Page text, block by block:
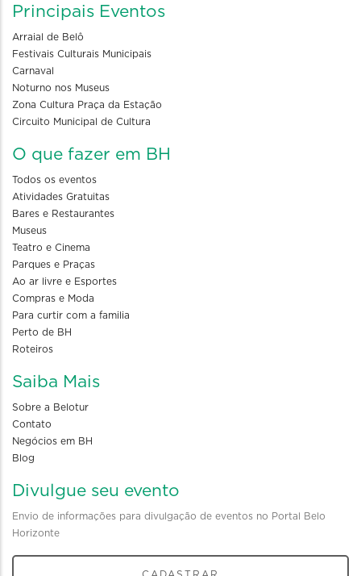
Principais Eventos
Arraial de Belô
Festivais Culturais Municipais
Carnaval
Noturno nos Museus
Zona Cultura Praça da Estação
Circuito Municipal de Cultura
O que fazer em BH
Todos os eventos
Atividades Gratuitas
Bares e Restaurantes
Museus
Teatro e Cinema
Parques e Praças
Ao ar livre e Esportes
Compras e Moda
Para curtir com a familia
Perto de BH
Roteiros
Saiba Mais
Sobre a Belotur
Contato
Negócios em BH
Blog
Divulgue seu evento
Envio de informações para divulgação de eventos no Portal Belo
Horizonte
CADASTRAR